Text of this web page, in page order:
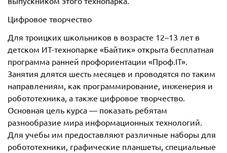
Цифровое творчество
Для троицких школьников в возрасте 12–13 лет в
детском ИТ-технопарке «Байтик» открыта бесплатная
программа ранней профориентации «Проф.IT».
Занятия длятся шесть месяцев и проводятся по таким
направлениям, как программирование, инженерия и
робототехника, а также цифровое творчество.
Основная цель курса — показать ребятам
разнообразие мира информационных технологий.
Для учебы им предоставляют различные наборы для
робототехники, графические планшеты, специальные